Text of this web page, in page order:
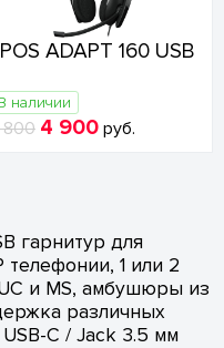
ADAPT 160 USB
наличии
800 4 900 руб.
гарнитур для
телефонии, 1 или 2
и MS, амбушюры из
различных
C / Jack 3.5 мм